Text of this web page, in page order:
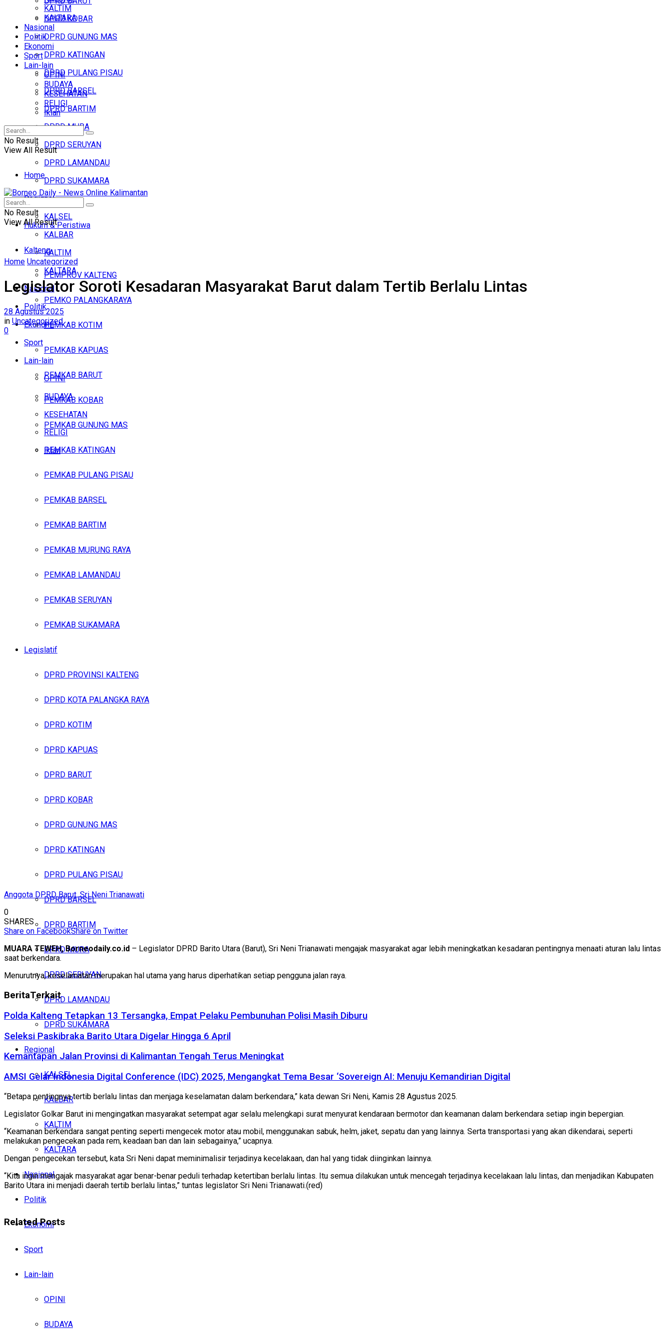
DPRD KOBAR
DPRD GUNUNG MAS
DPRD KATINGAN
DPRD PULANG PISAU
DPRD BARSEL
DPRD BARTIM
DPRD MURA
DPRD SERUYAN
DPRD LAMANDAU
DPRD SUKAMARA
Regional
KALSEL
KALBAR
KALTIM
KALTARA
Nasional
Politik
Ekonomi
Sport
Lain-lain
OPINI
BUDAYA
KESEHATAN
RELIGI
Iklan
Kamis, Agustus 6, 2026
KALTIM
KALTARA
Nasional
Politik
Ekonomi
Sport
Lain-lain
OPINI
BUDAYA
KESEHATAN
RELIGI
Iklan
No Result
View All Result
Home
Headline
Hukum & Peristiwa
Kalteng
PEMPROV KALTENG
PEMKO PALANGKARAYA
PEMKAB KOTIM
PEMKAB KAPUAS
PEMKAB BARUT
PEMKAB KOBAR
PEMKAB GUNUNG MAS
PEMKAB KATINGAN
PEMKAB PULANG PISAU
PEMKAB BARSEL
PEMKAB BARTIM
PEMKAB MURUNG RAYA
PEMKAB LAMANDAU
PEMKAB SERUYAN
PEMKAB SUKAMARA
Legislatif
DPRD PROVINSI KALTENG
DPRD KOTA PALANGKA RAYA
DPRD KOTIM
DPRD KAPUAS
DPRD BARUT
DPRD KOBAR
DPRD GUNUNG MAS
DPRD KATINGAN
DPRD PULANG PISAU
DPRD BARSEL
DPRD BARTIM
DPRD MURA
DPRD SERUYAN
DPRD LAMANDAU
DPRD SUKAMARA
Regional
KALSEL
KALBAR
KALTIM
KALTARA
Nasional
Politik
Ekonomi
Sport
Lain-lain
OPINI
BUDAYA
No Result
View All Result
Home Uncategorized
Legislator Soroti Kesadaran Masyarakat Barut dalam Tertib Berlalu Lintas
28 Agustus 2025
in Uncategorized
0
Anggota DPRD Barut, Sri Neni Trianawati
0
SHARES
Share on FacebookShare on Twitter
MUARA TEWEH, Borneodaily.co.id – Legislator DPRD Barito Utara (Barut), Sri Neni Trianawati mengajak masyarakat agar lebih meningkatkan kesadaran pentingnya menaati aturan lalu lintas
saat berkendara.
Menurutnya, keselamatan merupakan hal utama yang harus diperhatikan setiap pengguna jalan raya.
BeritaTerkait
Polda Kalteng Tetapkan 13 Tersangka, Empat Pelaku Pembunuhan Polisi Masih Diburu
Seleksi Paskibraka Barito Utara Digelar Hingga 6 April
Kemantapan Jalan Provinsi di Kalimantan Tengah Terus Meningkat
AMSI Gelar Indonesia Digital Conference (IDC) 2025, Mengangkat Tema Besar ‘Sovereign AI: Menuju Kemandirian Digital
“Betapa pentingnya tertib berlalu lintas dan menjaga keselamatan dalam berkendara,” kata dewan Sri Neni, Kamis 28 Agustus 2025.
Legislator Golkar Barut ini mengingatkan masyarakat setempat agar selalu melengkapi surat menyurat kendaraan bermotor dan keamanan dalam berkendara setiap ingin bepergian.
“Keamanan berkendara sangat penting seperti mengecek motor atau mobil, menggunakan sabuk, helm, jaket, sepatu dan yang lainnya. Serta transportasi yang akan dikendarai, seperti
melakukan pengecekan pada rem, keadaan ban dan lain sebagainya,” ucapnya.
Dengan pengecekan tersebut, kata Sri Neni dapat meminimalisir terjadinya kecelakaan, dan hal yang tidak diinginkan lainnya.
“Kita ingin mengajak masyarakat agar benar-benar peduli terhadap ketertiban berlalu lintas. Itu semua dilakukan untuk mencegah terjadinya kecelakaan lalu lintas, dan menjadikan Kabupaten
Barito Utara ini menjadi daerah tertib berlalu lintas,” tuntas legislator Sri Neni Trianawati.(red)
RelatedPosts